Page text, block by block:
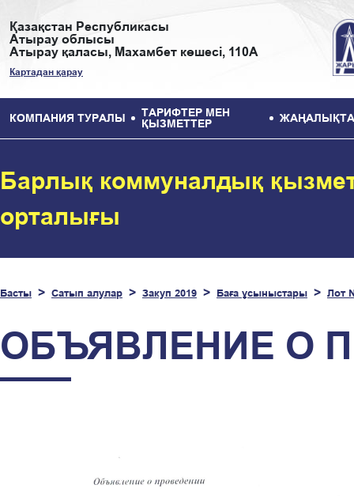
Қазақстан Республикасы
Атырау облысы
Атырау қаласы, Махамбет көшесі, 110А
Картадан қарау
КОМПАНИЯ ТУРАЛЫ
ТАРИФТЕР МЕН
ҚЫЗМЕТТЕР
Барлық коммуналдық
орталығы
Басты Сатып алулар Закуп 2019 Баға ұсыныстары Лот
ОБЪЯВЛЕНИЕ О